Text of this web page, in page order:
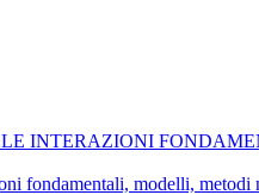
INTERAZIONI
fondamentali, modelli, metodi